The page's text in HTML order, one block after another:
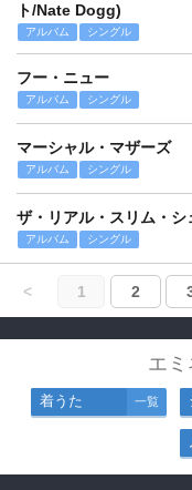
ト/Nate Dogg)
アルバム シングル
フー・ニュー
アルバム シングル
マーシャル・マザーズ
アルバム シングル
ザ・リアル・スリム・シ
アルバム シングル
< 1 2
エ
着うた 一覧